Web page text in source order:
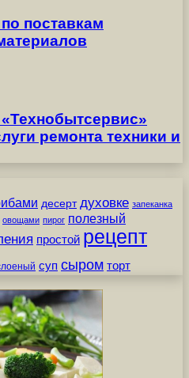
поставкам
ремонта техники и
десерт духовке запеканка
овощами пирог полезный
простой рецепт
суп сыром торт